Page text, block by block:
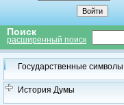
Поиск
расширенный поиск
Государственные
История Думы